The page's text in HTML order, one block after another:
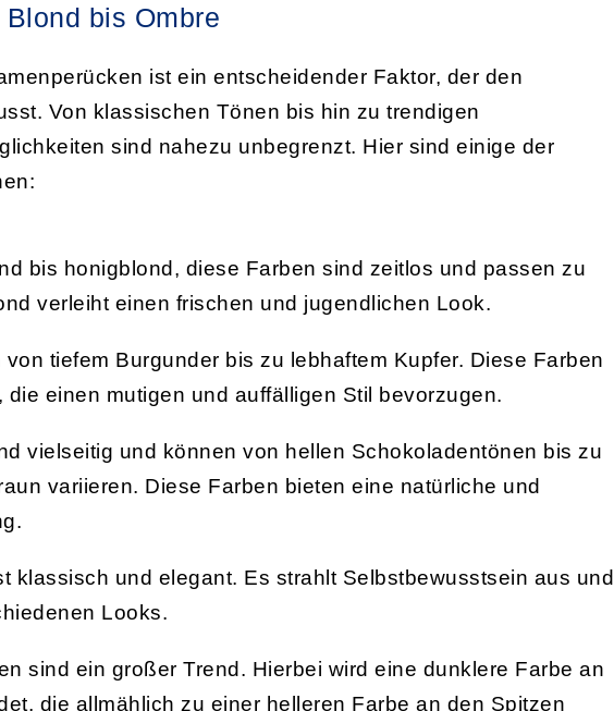
bis Ombre
ist ein entscheidender Faktor, der den
Von klassischen Tönen bis hin zu trendigen
sind nahezu unbegrenzt. Hier sind einige der
bis honigblond, diese Farben sind zeitlos und passen zu
verleiht einen frischen und jugendlichen Look.
von tiefem Burgunder bis zu lebhaftem Kupfer. Diese Farben
die einen mutigen und auffälligen Stil bevorzugen.
vielseitig und können von hellen Schokoladentönen bis zu
variieren. Diese Farben bieten eine natürliche und
klassisch und elegant. Es strahlt Selbstbewusstsein aus und
Looks.
sind ein großer Trend. Hierbei wird eine dunklere Farbe an
die allmählich zu einer helleren Farbe an den Spitzen